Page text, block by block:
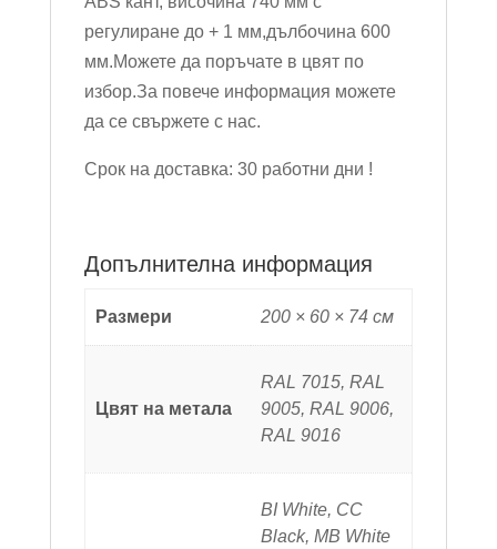
регулиране до + 1 мм,дълбочина 600
мм.Можете да поръчате в цвят по
избор.За повече информация можете
да се свържете с нас.
Срок на доставка: 30 работни дни !
Допълнителна информация
Размери 200 × 60 × 74 см
Цвят на метала
RAL 7015, RAL
9005, RAL 9006,
RAL 9016
BI White, CC
Black, MB White